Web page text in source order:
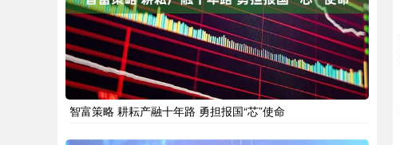
智富策略 耕耘产融十年路 勇担报国“芯”使命